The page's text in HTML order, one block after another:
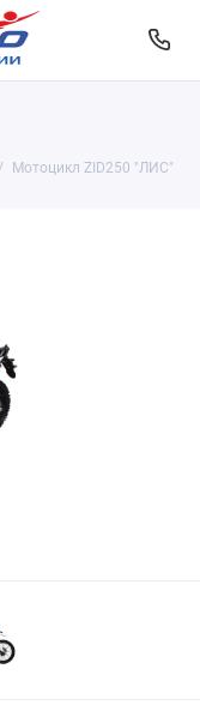
Мотоцикл ZID250 "ЛИС"